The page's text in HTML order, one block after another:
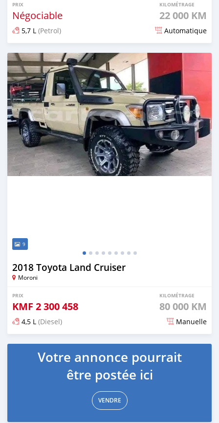
PRIX
Négociable
KILOMÉTRAGE
22 000 KM
5,7 L (Petrol) Automatique
Publié il y a 6 mois
9
2018 Toyota Land Cruiser
Moroni
PRIX
KMF 2 300 458
KILOMÉTRAGE
80 000 KM
4,5 L (Diesel) Manuelle
Publié il y a 6 mois
Votre annonce pourrait
être postée ici
VENDRE